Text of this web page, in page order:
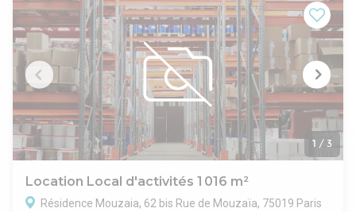
1 / 3
Location Local d'activités 1 016 m²
Résidence Mouzaia, 62 bis Rue de Mouzaïa, 75019 Paris